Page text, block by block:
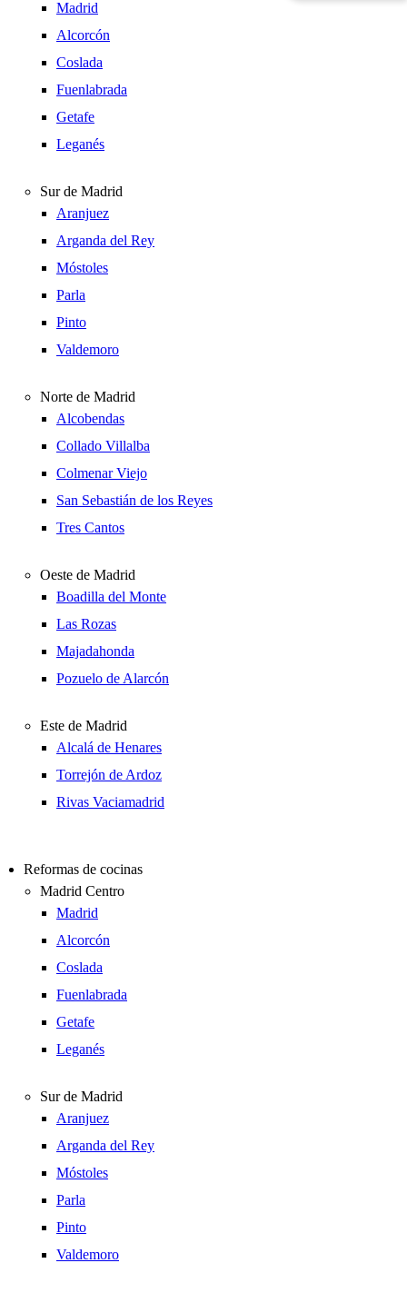
Madrid
Alcorcón
Coslada
Fuenlabrada
Getafe
Leganés
Sur de Madrid
Aranjuez
Arganda del Rey
Móstoles
Parla
Pinto
Valdemoro
Norte de Madrid
Alcobendas
Collado Villalba
Colmenar Viejo
San Sebastián de los Reyes
Tres Cantos
Oeste de Madrid
Boadilla del Monte
Las Rozas
Majadahonda
Pozuelo de Alarcón
Este de Madrid
Alcalá de Henares
Torrejón de Ardoz
Rivas Vaciamadrid
Reformas de cocinas
Madrid Centro
Madrid
Alcorcón
Coslada
Fuenlabrada
Getafe
Leganés
Sur de Madrid
Aranjuez
Arganda del Rey
Móstoles
Parla
Pinto
Valdemoro